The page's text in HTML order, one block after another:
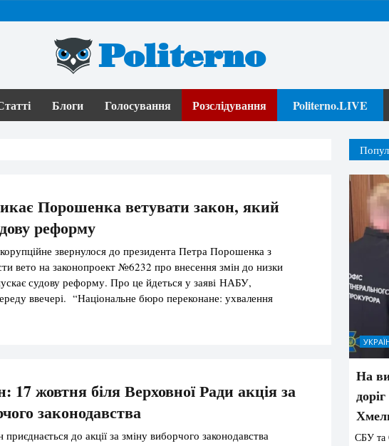
Politerno
Блоги Голосування Розслідування Politerno.LIVE
Порошенка ветувати закон, який
реформу
звернулося до президента Петра Порошенка з
вето на законопроект №6232 про внесення змін до низки
судову реформу. Про це йдеться у заяві НАБУ,
ввечері. “Національне бюро переконане: ухвалення
процесуального законодавства заблокує
17 жовтня біля Верховної Ради акція за
законодавства
до акції за зміну виборчого законодавства
На
СБУ та